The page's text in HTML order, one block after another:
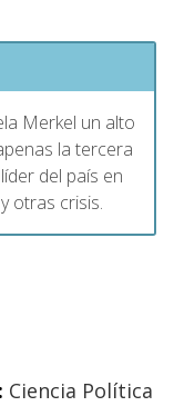
Merkel un alto
la tercera
del país en
otras crisis.
Ciencia Política